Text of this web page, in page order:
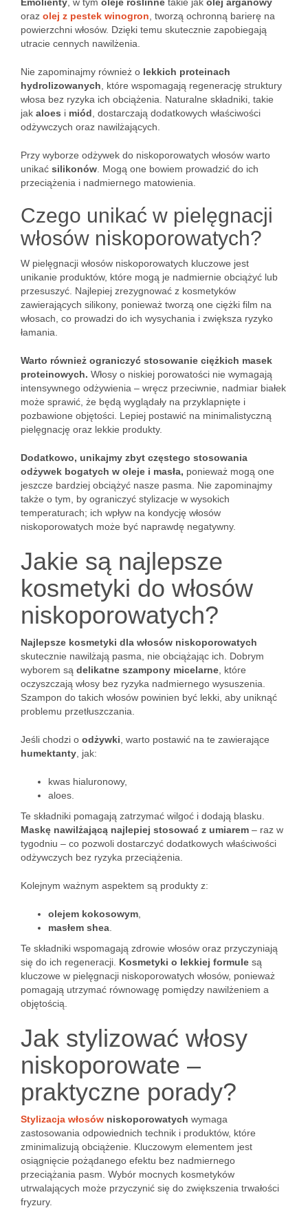
oraz olej z pestek winogron , tworzą ochronną barierę na
powierzchni włosów. Dzięki temu skutecznie zapobiegają
utracie cennych nawilżenia.
Nie zapominajmy również o lekkich proteinach
hydrolizowanych , które wspomagają regenerację struktury
włosa bez ryzyka ich obciążenia. Naturalne składniki, takie
jak aloes i miód , dostarczają dodatkowych właściwości
odżywczych oraz nawilżających.
Przy wyborze odżywek do niskoporowatych włosów warto
unikać silikonów . Mogą one bowiem prowadzić do ich
przeciążenia i nadmiernego matowienia.
Czego unikać w pielęgnacji
włosów niskoporowatych?
W pielęgnacji włosów niskoporowatych kluczowe jest
unikanie produktów, które mogą je nadmiernie obciążyć lub
przesuszyć. Najlepiej zrezygnować z kosmetyków
zawierających silikony, ponieważ tworzą one ciężki film na
włosach, co prowadzi do ich wysychania i zwiększa ryzyko
łamania.
Warto również ograniczyć stosowanie ciężkich masek
proteinowych. Włosy o niskiej porowatości nie wymagają
intensywnego odżywienia – wręcz przeciwnie, nadmiar białek
może sprawić, że będą wyglądały na przyklapnięte i
pozbawione objętości. Lepiej postawić na minimalistyczną
pielęgnację oraz lekkie produkty.
Dodatkowo, unikajmy zbyt częstego stosowania
odżywek bogatych w oleje i masła, ponieważ mogą one
jeszcze bardziej obciążyć nasze pasma. Nie zapominajmy
także o tym, by ograniczyć stylizacje w wysokich
temperaturach; ich wpływ na kondycję włosów
niskoporowatych może być naprawdę negatywny.
Jakie są najlepsze
kosmetyki do włosów
niskoporowatych?
Najlepsze kosmetyki dla włosów niskoporowatych
skutecznie nawilżają pasma, nie obciążając ich. Dobrym
wyborem są delikatne szampony micelarne , które
oczyszczają włosy bez ryzyka nadmiernego wysuszenia.
Szampon do takich włosów powinien być lekki, aby uniknąć
problemu przetłuszczania.
Jeśli chodzi o odżywki , warto postawić na te zawierające
humektanty , jak:
kwas hialuronowy,
aloes.
Te składniki pomagają zatrzymać wilgoć i dodają blasku.
Maskę nawilżającą najlepiej stosować z umiarem – raz w
tygodniu – co pozwoli dostarczyć dodatkowych właściwości
odżywczych bez ryzyka przeciążenia.
Kolejnym ważnym aspektem są produkty z:
olejem kokosowym
masłem shea
Te składniki wspomagają zdrowie włosów oraz przyczyniają
się do ich regeneracji. Kosmetyki o lekkiej formule są
kluczowe w pielęgnacji niskoporowatych włosów, ponieważ
pomagają utrzymać równowagę pomiędzy nawilżeniem a
objętością.
Jak stylizować włosy
niskoporowate –
praktyczne porady?
Stylizacja włosów niskoporowatych wymaga
zastosowania odpowiednich technik i produktów, które
zminimalizują obciążenie. Kluczowym elementem jest
osiągnięcie pożądanego efektu bez nadmiernego
przeciążania pasm. Wybór mocnych kosmetyków
utrwalających może przyczynić się do zwiększenia trwałości
fryzury.